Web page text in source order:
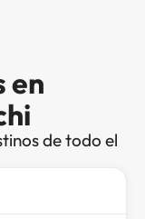
en
de todo el